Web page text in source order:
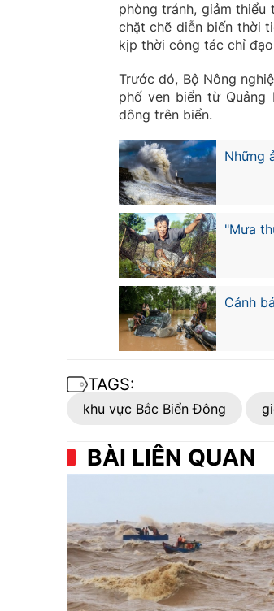
phòng tránh, giảm
chặt chẽ diễn biến thời
kịp thời công tác chỉ
Trước đó, Bộ Nông
phố ven biển từ
dông trên biển.
Những
"Mưa
Cảnh
TAGS:
khu vực Bắc Biển Đông
BÀI LIÊN QUAN